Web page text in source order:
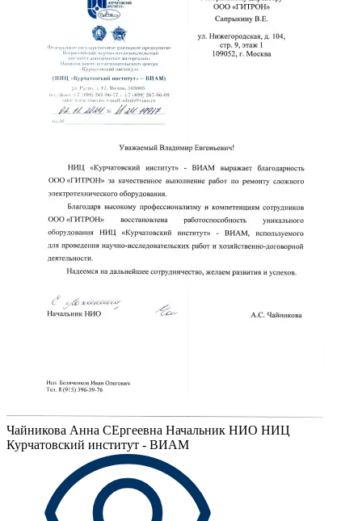
Чайникова Анна СЕргеевна Начальник НИО НИЦ
Курчатовский институт - ВИАМ